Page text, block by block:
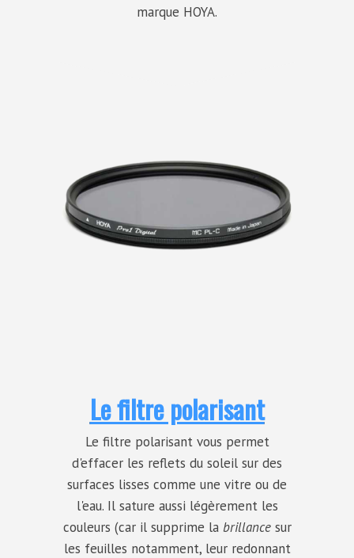
marque HOYA.
Le filtre polarisant
Le filtre polarisant vous permet
d'effacer les reflets du soleil sur des
surfaces lisses comme une vitre ou de
l'eau. Il sature aussi légèrement les
couleurs (car il supprime la brillancesur
les feuilles notamment, leur redonnant